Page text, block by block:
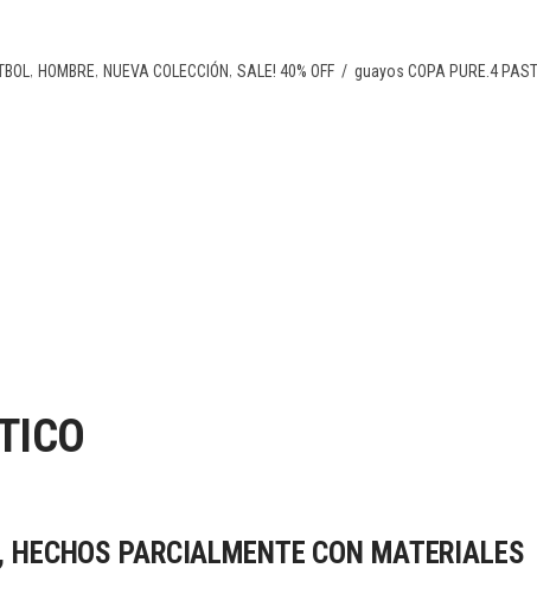
HOMBRE NUEVA COLECCIÓN SALE! 40% OFF / guayos COPA PURE.4
PARCIALMENTE CON MATERIALES